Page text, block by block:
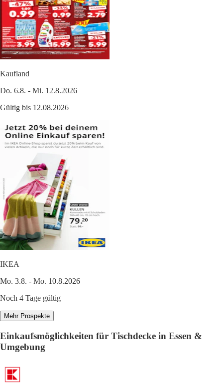
Kaufland
Do. 6.8. - Mi. 12.8.2026
Gültig bis 12.08.2026
IKEA
Mo. 3.8. - Mo. 10.8.2026
Noch 4 Tage gültig
Mehr Prospekte
Einkaufsmöglichkeiten für Tischdecke in Essen &
Umgebung